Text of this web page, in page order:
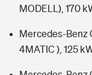
MODELL), 170
Mercedes-Benz
4MATIC ), 125